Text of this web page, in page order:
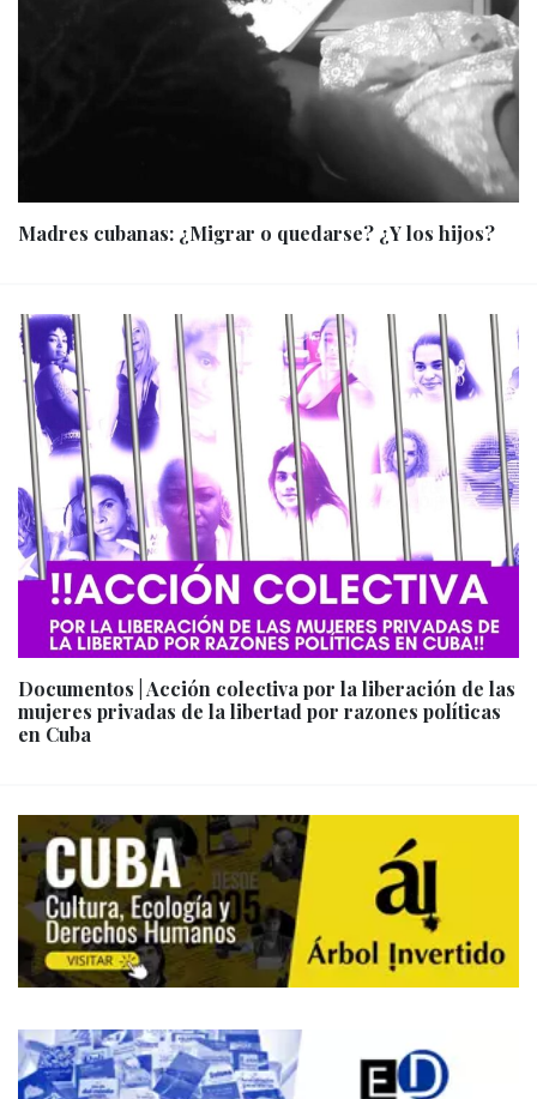
Madres cubanas: ¿Migrar o quedarse? ¿Y los hijos?
Documentos | Acción colectiva por la liberación de las
mujeres privadas de la libertad por razones políticas
en Cuba